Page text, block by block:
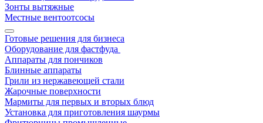
Зонты вытяжные
Местные вентоотсосы
Готовые решения для бизнеса
Оборудование для фастфуда
Аппараты для пончиков
Блинные аппараты
Грили из нержавеющей стали
Жарочные поверхности
Мармиты для первых и вторых блюд
Установка для приготовления шаурмы